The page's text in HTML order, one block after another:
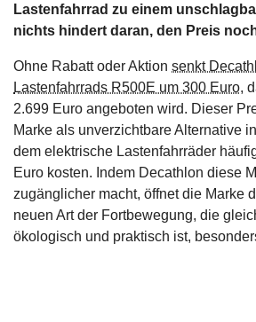
Lastenfahrrad zu einem
nichts hindert daran, den Preis
Ohne Rabatt oder Aktion senkt
Lastenfahrrads R500E um 300 Euro,
2.699 Euro angeboten wird. Dieser
Marke als unverzichtbare Alternative
dem elektrische Lastenfahrräder
Euro kosten. Indem Decathlon diese
zugänglicher macht, öffnet die Marke
neuen Art der Fortbewegung, die
ökologisch und praktisch ist,